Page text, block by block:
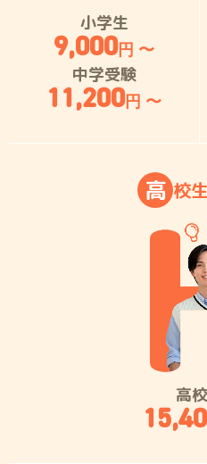
小学生
9,000円 〜
中学受験
11,200円 〜
高 校生
高